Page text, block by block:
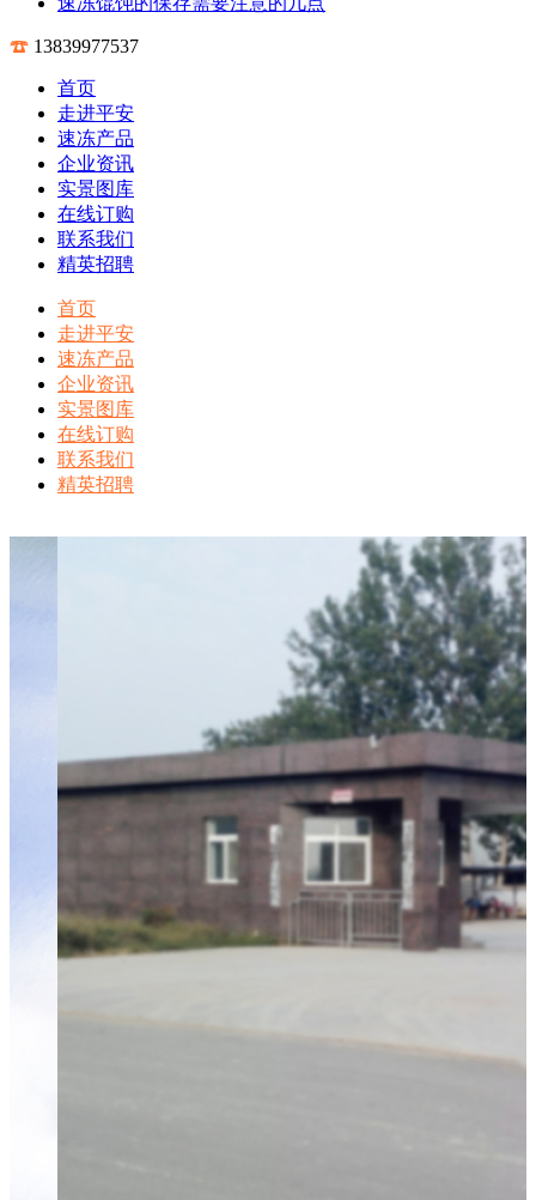
走进平安
速冻产品
企业资讯
实景图库
在线订购
联系我们
精英招聘
走进平安
速冻产品
企业资讯
实景图库
在线订购
联系我们
精英招聘